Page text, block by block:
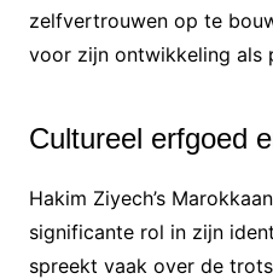
zelfvertrouwen op te
voor zijn ontwikkeling als
Cultureel erfgoed
Hakim Ziyech’s
significante rol in zijn
spreekt vaak over de